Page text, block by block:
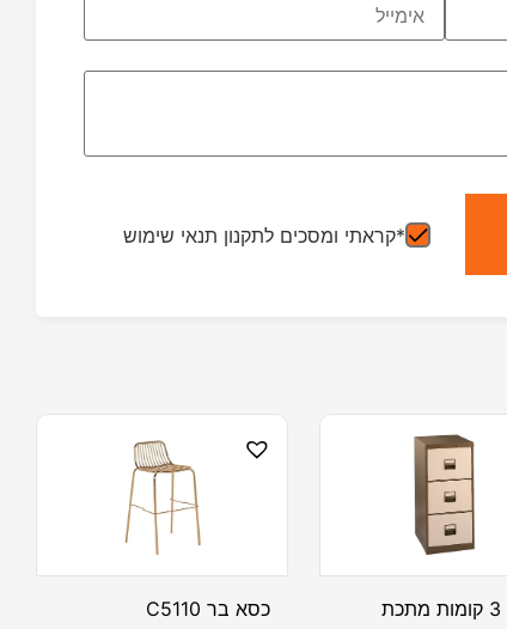
*קראתי ומסכים לתקנון תנאי שימוש
כסא בר C5110